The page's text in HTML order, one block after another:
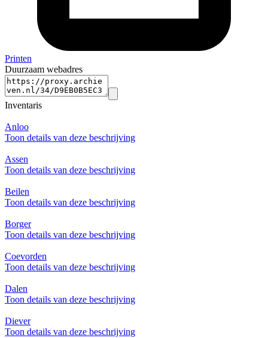
Printen
Duurzaam webadres
Inventaris
Anloo
Toon details van deze beschrijving
Assen
Toon details van deze beschrijving
Beilen
Toon details van deze beschrijving
Borger
Toon details van deze beschrijving
Coevorden
Toon details van deze beschrijving
Dalen
Toon details van deze beschrijving
Diever
Toon details van deze beschrijving